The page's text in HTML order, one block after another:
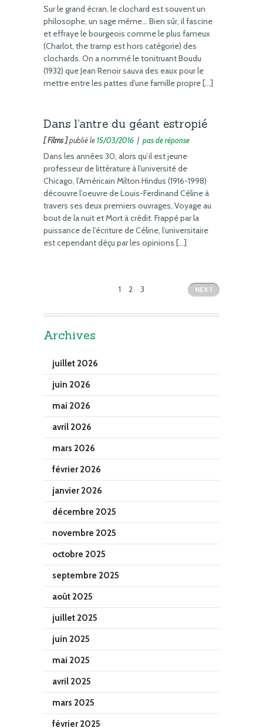
Sur le grand écran, le clochard est souvent un
philosophe, un sage même… Bien sûr, il fascine
et effraye le bourgeois comme le plus fameux
(Charlot, the tramp est hors catégorie) des
clochards. On a nommé le tonitruant Boudu
(1932) que Jean Renoir sauva des eaux pour le
mettre entre les pattes d’une famille propre […]
Dans l’antre du géant estropié
[ Films ]publié le15/03/2016 | pas de réponse
Dans les années 30, alors qu’il est jeune
professeur de littérature à l’université de
Chicago, l’Américain Milton Hindus (1916-1998)
découvre l’oeuvre de Louis-Ferdinand Céline à
travers ses deux premiers ouvrages, Voyage au
bout de la nuit et Mort à crédit. Frappé par la
puissance de l’écriture de Céline, l’universitaire
est cependant déçu par les opinions […]
NEXT
1 2 3
Archives
juillet 2026
juin 2026
mai 2026
avril 2026
mars 2026
février 2026
janvier 2026
décembre 2025
novembre 2025
octobre 2025
septembre 2025
août 2025
juillet 2025
juin 2025
mai 2025
avril 2025
mars 2025
février 2025